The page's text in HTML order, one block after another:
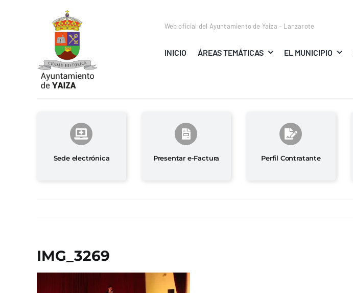
Web oficial del Ayuntamiento de Yaiza – Lanzarote
INICIO ÁREAS TEMÁTICAS EL MUNICIPIO
Sede electrónica Presentar e-Factura Perfil Contratante
IMG_3269